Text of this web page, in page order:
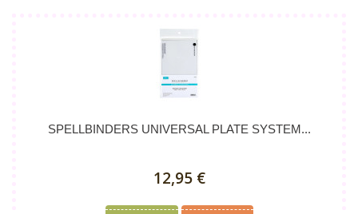
SPELLBINDERS UNIVERSAL PLATE SYSTEM...
12,95 €